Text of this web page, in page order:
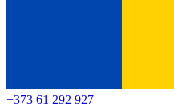
+373 61 292 927